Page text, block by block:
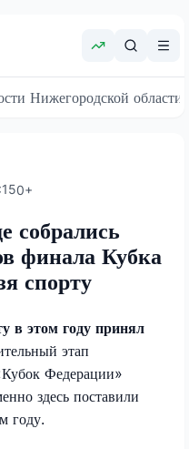
Нижегородской области
0+
собрались
финала Кубка
спорту
в этом году принял
этап
Федерации»
здесь поставили
году.